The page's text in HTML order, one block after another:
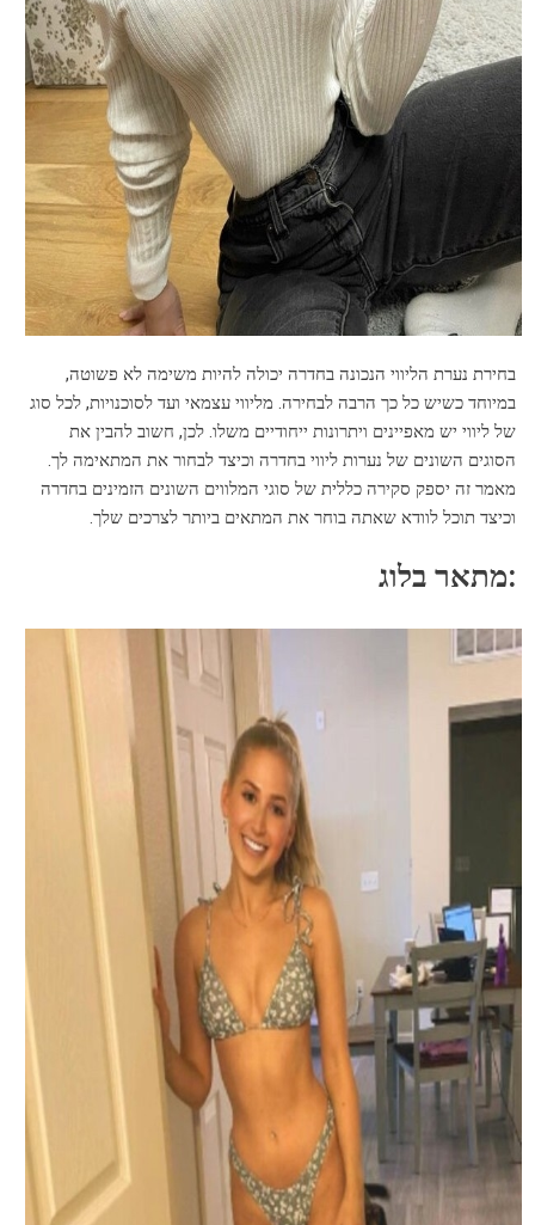
בחירת נערת הליווי הנכונה בחדרה יכולה להיות משימה לא פשוטה,
במיוחד כשיש כל כך הרבה לבחירה. מליווי עצמאי ועד לסוכנויות, לכל סוג
של ליווי יש מאפיינים ויתרונות ייחודיים משלו. לכן, חשוב להבין את
הסוגים השונים של נערות ליווי בחדרה וכיצד לבחור את המתאימה לך.
מאמר זה יספק סקירה כללית של סוגי המלווים השונים הזמינים בחדרה
וכיצד תוכל לוודא שאתה בוחר את המתאים ביותר לצרכים שלך.
מתאר בלוג: